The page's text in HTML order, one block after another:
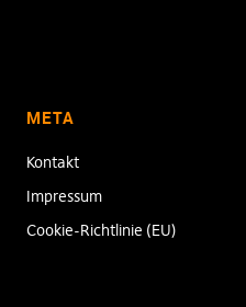
META
Kontakt
Impressum
Cookie-Richtlinie (EU)